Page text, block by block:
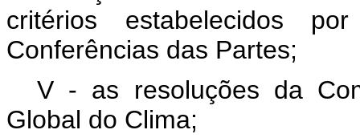
critérios estabelecidos
Conferências das Partes;
V - as resoluções da
Global do Clima;